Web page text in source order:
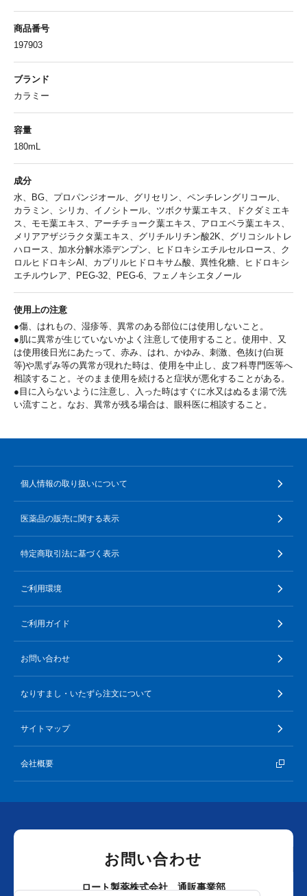
商品番号
197903
ブランド
カラミー
容量
180mL
成分
水、BG、プロパンジオール、グリセリン、ペンチレングリコール、
カラミン、シリカ、イノシトール、ツボクサ葉エキス、ドクダミエキ
ス、モモ葉エキス、アーチチョーク葉エキス、アロエベラ葉エキス、
メリアアザジラクタ葉エキス、グリチルリチン酸2K、グリコシルトレ
ハロース、加水分解水添デンプン、ヒドロキシエチルセルロース、ク
ロルヒドロキシAl、カプリルヒドロキサム酸、異性化糖、ヒドロキシ
エチルウレア、PEG-32、PEG-6、フェノキシエタノール
使用上の注意
●傷、はれもの、湿疹等、異常のある部位には使用しないこと。
●肌に異常が生じていないかよく注意して使用すること。使用中、又
は使用後日光にあたって、赤み、はれ、かゆみ、刺激、色抜け(白斑
等)や黒ずみ等の異常が現れた時は、使用を中止し、皮フ科専門医等へ
相談すること。そのまま使用を続けると症状が悪化することがある。
●目に入らないように注意し、入った時はすぐに水又はぬるま湯で洗
い流すこと。なお、異常が残る場合は、眼科医に相談すること。
個人情報の取り扱いについて
医薬品の販売に関する表示
特定商取引法に基づく表示
ご利用環境
ご利用ガイド
お問い合わせ
なりすまし・いたずら注文について
サイトマップ
会社概要
お問い合わせ
ロート製薬株式会社 通販事業部